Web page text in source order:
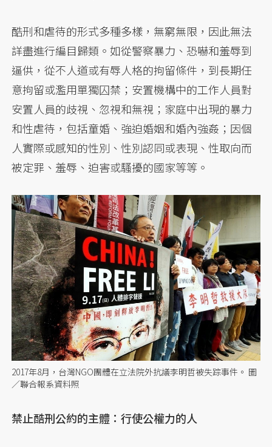
酷刑和虐待的形式多種多樣，無窮無限，因此無法
詳盡進行編目歸類。如從警察暴力、恐嚇和羞辱到
逼供，從不人道或有辱人格的拘留條件，到長期任
意拘留或濫用單獨囚禁；安置機構中的工作人員對
安置人員的歧視、忽視和無視；家庭中出現的暴力
和性虐待，包括童婚、強迫婚姻和婚內強姦；因個
人實際或感知的性別、性別認同或表現、性取向而
被定罪、羞辱、迫害或騷擾的國家等等。
2017年8月，台灣NGO團體在立法院外抗議李明哲被失踪事件。 圖
／聯合報系資料照
禁止酷刑公約的主體：行使公權力的人